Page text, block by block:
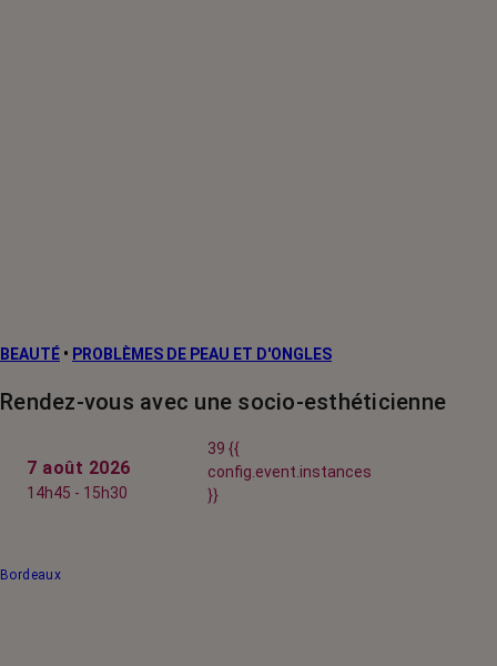
BEAUTÉ • PROBLÈMES DE PEAU ET D'ONGLES
Rendez-vous avec une socio-esthéticienne
7 août 2026
14h45 - 15h30
39 {{
config.event.instances
}}
Bordeaux